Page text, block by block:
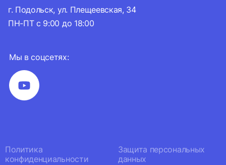
Мы в соцсетях:
г. Подольск, ул. Плещеевская, 34
ПН-ПТ с 9:00 до 18:00
Политика
конфиденциальности
Защита персональных
данных